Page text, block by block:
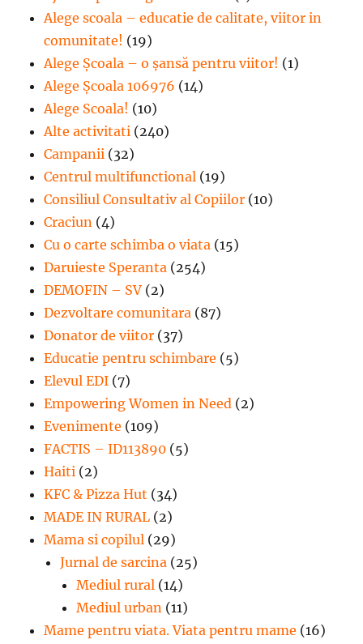
Alege scoala – educatie de calitate, viitor in
comunitate! (19)
Alege Şcoala – o şansă pentru viitor! (1)
Alege Școala 106976 (14)
Alege Scoala! (10)
Alte activitati (240)
Campanii (32)
Centrul multifunctional (19)
Consiliul Consultativ al Copiilor (10)
Craciun (4)
Cu o carte schimba o viata (15)
Daruieste Speranta (254)
DEMOFIN – SV (2)
Dezvoltare comunitara (87)
Donator de viitor (37)
Educatie pentru schimbare (5)
Elevul EDI (7)
Empowering Women in Need (2)
Evenimente (109)
FACTIS – ID113890 (5)
Haiti (2)
KFC & Pizza Hut (34)
MADE IN RURAL (2)
Mama si copilul (29)
Jurnal de sarcina (25)
Mediul rural (14)
Mediul urban (11)
Mame pentru viata. Viata pentru mame (16)